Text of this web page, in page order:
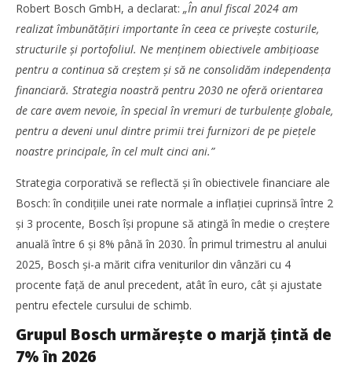
Bosch continuă strategia ambițioasă pentru 2030, în
ciuda pieței turbulente
Redacția
TransLogistica România 2026 reunește industria de
transport și logistică la București între 8-10 septembrie
Redacția
Robert Bosch GmbH, a declarat: „În anul fiscal 2024 am
realizat îmbunătățiri importante în ceea ce privește costurile,
structurile și portofoliul. Ne menținem obiectivele ambițioase
pentru a continua să creștem și să ne consolidăm independența
financiară. Strategia noastră pentru 2030 ne oferă orientarea
de care avem nevoie, în special în vremuri de turbulențe globale,
pentru a deveni unul dintre primii trei furnizori de pe piețele
noastre principale, în cel mult cinci ani.”
Strategia corporativă se reflectă și în obiectivele financiare ale
Bosch: în condițiile unei rate normale a inflației cuprinsă între 2
și 3 procente, Bosch își propune să atingă în medie o creștere
anuală între 6 și 8% până în 2030. În primul trimestru al anului
2025, Bosch și-a mărit cifra veniturilor din vânzări cu 4
procente față de anul precedent, atât în euro, cât și ajustate
pentru efectele cursului de schimb.
Grupul Bosch urmărește o marjă țintă de
7% în 2026